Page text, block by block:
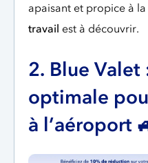
apaisant et propice à
travail est à découvrir.
2. Blue
optimale
à l’aéroport